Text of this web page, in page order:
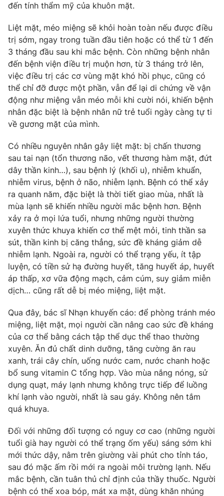
VTV8
Liên hệ tòa soạn English
THỜI BÁO VTV
Theo dõi báo trên
Cơ quan chủ quản:Đài Truyền hình Việt Nam
Cơ quan báo chí: Thời báo VTV
Giấy phép hoạt động báo in và báo điện tử số 483/GP-BTTTT
cấp ngày 29/12/2023
Tổng Biên tập:Vũ Thanh Thủy
Phó Tổng Biên tập: Nguyễn Thị Mỹ Hạnh, Phạm Quốc Thắng,
Nguyễn Trọng Ninh
Tổng đài VTV:024.38 355 931 - 024.38 355 932
Ðiện thoại Thời báo VTV: 024.66 897 897
Email:toasoan@vtv.vn
Liên hệ quảng cáo:024-7300.7108
® Cấm sao chép dưới mọi hình thức nếu không có sự chấp
thuận bằng văn bản. Ghi rõ nguồn VTV.vn khi phát hành lại
thông tin từ website này.
đến tính thẩm mỹ của khuôn mặt.
Liệt mặt, méo miệng sẽ khỏi hoàn toàn nếu được điều
trị sớm, ngay trong tuần đầu tiên hoặc có thể từ 1 đến
3 tháng đầu sau khi mắc bệnh. Còn những bệnh nhân
đến bệnh viện điều trị muộn hơn, từ 3 tháng trở lên,
việc điều trị các cơ vùng mặt khó hồi phục, cũng có
thể chỉ đỡ được một phần, vẫn để lại di chứng về vận
động như miệng vẫn méo mỗi khi cười nói, khiến bệnh
nhân đặc biệt là bệnh nhân nữ trẻ tuổi ngày càng tự ti
về gương mặt của mình.
Có nhiều nguyên nhân gây liệt mặt: bị chấn thương
sau tai nạn (tổn thương não, vết thương hàm mặt, đứt
dây thần kinh…), sau bệnh lý (khối u), nhiễm khuẩn,
nhiễm virus, bệnh ở não, nhiễm lạnh. Bệnh có thể xảy
ra quanh năm, đặc biệt là thời tiết giao mùa, nhất là
mùa lạnh sẽ khiến nhiều người mắc bệnh hơn. Bệnh
xảy ra ở mọi lứa tuổi, nhưng những người thường
xuyên thức khuya khiến cơ thể mệt mỏi, tinh thần sa
sút, thần kinh bị căng thẳng, sức đề kháng giảm dễ
nhiễm lạnh. Ngoài ra, người có thể trạng yếu, ít tập
luyện, có tiền sử hạ đường huyết, tăng huyết áp, huyết
áp thấp, xơ vữa động mạch, cảm cúm, suy giảm miễn
dịch… cũng rất dễ bị méo miệng, liệt mặt.
Qua đây, bác sĩ Nhạn khuyến cáo: để phòng tránh méo
miệng, liệt mặt, mọi người cần nâng cao sức đề kháng
của cơ thể bằng cách tập thể dục thể thao thường
xuyên. Ăn đủ chất dinh dưỡng, tăng cường ăn rau
xanh, trái cây chín, uống nước cam, nước chanh hoặc
bổ sung vitamin C tổng hợp. Vào mùa nắng nóng, sử
dụng quạt, máy lạnh nhưng không trực tiếp để luồng
khí lạnh vào người, nhất là sau gáy. Không nên tắm
quá khuya.
Đối với những đối tượng có nguy cơ cao (những người
tuổi già hay người có thể trạng ốm yếu) sáng sớm khi
mới thức dậy, nằm trên giường vài phút cho tỉnh táo,
sau đó mặc ấm rồi mới ra ngoài môi trường lạnh. Nếu
mắc bệnh, cần tuân thủ chỉ định của thầy thuốc. Người
bệnh có thể xoa bóp, mát xa mặt, dùng khăn nhúng